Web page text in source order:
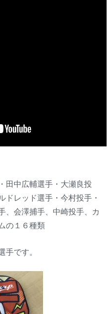
田中広輔選手・大瀬良投
ドレッド選手・今村投手・
、会澤捕手、中崎投手、カ
の１６種類
手です。